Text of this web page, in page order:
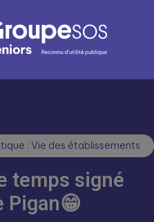
: Vie des établissements
temps signé
Pigan😁